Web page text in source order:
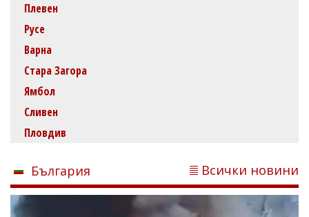
Плевен
Русе
Варна
Стара Загора
Ямбол
Сливен
Пловдив
България Всички новини